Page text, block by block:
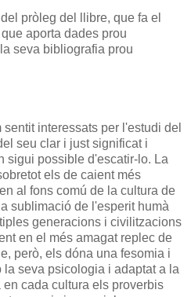
pròleg del llibre, que fa el
aporta dades prou
seva bibliografia prou
interessats per l'estudi del
seu clar i just significat i
sigui possible d'escatir-lo. La
els de caient més
al fons comú de la cultura de
sublimació de l'esperit humà
generacions i civilitzacions
en el més amagat replec de
però, els dóna una fesomia i
seva psicologia i adaptat a la
cada cultura els proverbis